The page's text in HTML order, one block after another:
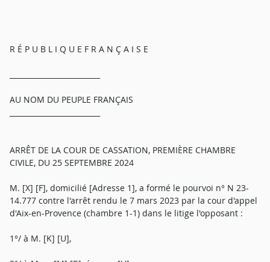
R É P U B L I Q U E F R A N Ç A I S E
AU NOM DU PEUPLE FRANÇAIS
ARRÊT DE LA COUR DE CASSATION, PREMIÈRE CHAMBRE
CIVILE, DU 25 SEPTEMBRE 2024
M. [X] [F], domicilié [Adresse 1], a formé le pourvoi n° N 23-
14.777 contre l'arrêt rendu le 7 mars 2023 par la cour d'appel
d'Aix-en-Provence (chambre 1-1) dans le litige l'opposant :
1°/ à M. [K] [U],